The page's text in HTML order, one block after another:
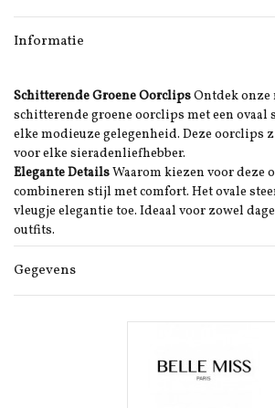
Informatie
Schitterende Groene OorclipsOntdek onze
schitterende groene oorclips met een ovaal
elke modieuze gelegenheid. Deze oorclips
voor elke sieradenliefhebber.
Elegante DetailsWaarom kiezen voor deze
combineren stijl met comfort. Het ovale
vleugje elegantie toe. Ideaal voor zowel
outfits.
Gegevens